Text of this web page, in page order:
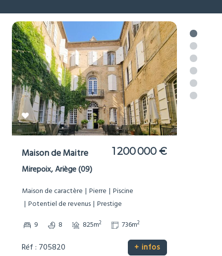
Moulin 977 000 €
Brousses-et-Villaret, Aude (11)
Bord de Rivière Dépendances
Grand terrain (1Ha+)
Maison de caractère
Potentiel de revenus
Prestige
Sans voisinage proche